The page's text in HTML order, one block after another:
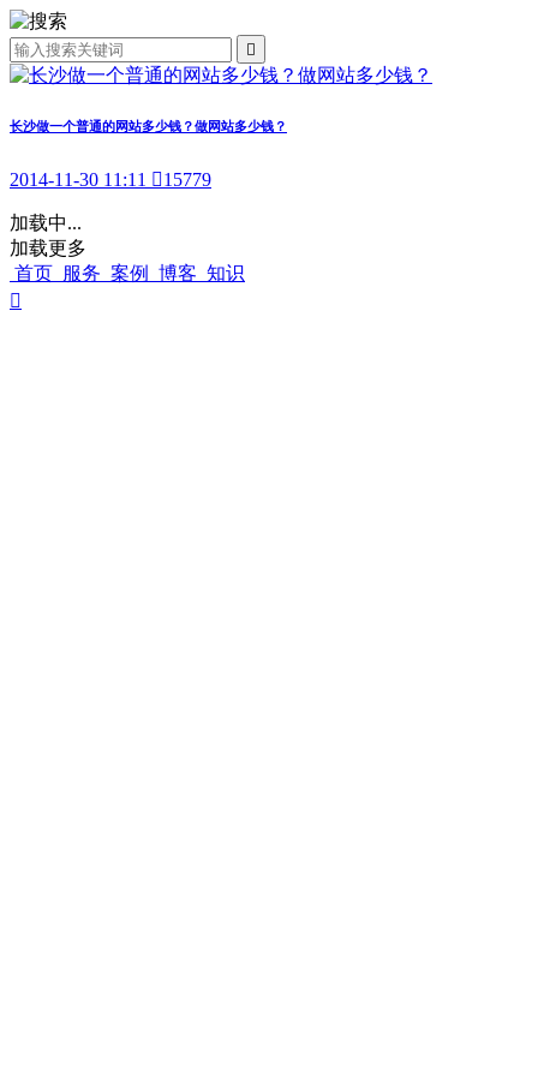

长沙做一个普通的网站多少钱？做网站多少钱？
2014-11-30 11:11 15779
加载中...
加载更多
首页 服务 案例 博客 知识
